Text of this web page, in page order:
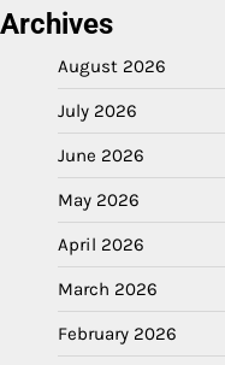
Archives
August 2026
July 2026
June 2026
May 2026
April 2026
March 2026
February 2026